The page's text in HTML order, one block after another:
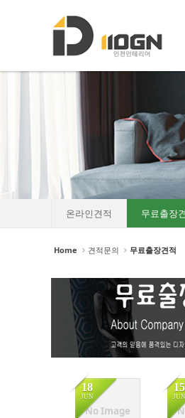
온라인견적 무료출장
Home 견적문의 무료출장견적
No Image
18
JUN
15
JUN
회원가입
소개
인테리어자재이야기
견적문의
- 무료출장견적
- 인테리어셀프자동견적
협력업체신청
Sketchbook5, 스케
Sketchbook5, 스
Sketchbook5, 스케
Sketchbook5, 스